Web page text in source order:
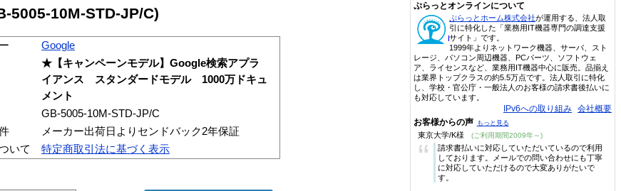
10M-STD-JP/C)
Google
★【キャンペーンモデル】Google検索アプラ
イアンス スタンダードモデル 1000万ドキュ
メント
GB-5005-10M-STD-JP/C
メーカー出荷日よりセンドバック2年保証
いて
特定商取引法に基づく表示
ぷらっとオンラインについて
ぷらっとホーム株式会社が運用する、法人取
引に特化した「業務用IT機器専門の調達支援
サイト」です。
1999年よりネットワーク機器、サーバ、スト
レージ、パソコン周辺機器、PCパーツ、ソフトウェ
ア、ライセンスなど、業務用IT機器中心に販売。品揃え
は業界トップクラスの約5.5万点です。法人取引に特化
し、学校・官公庁・一般法人のお客様の請求書後払いに
も対応しています。
IPv6への取り組み 会社概要
お客様からの声 もっと見る
東京大学/K様 (ご利用期間2009年～)
“
請求書払いに対応していただいているので利用
しております。メールでの問い合わせにも丁寧
に対応していただけるので大変ありがたいで
す。